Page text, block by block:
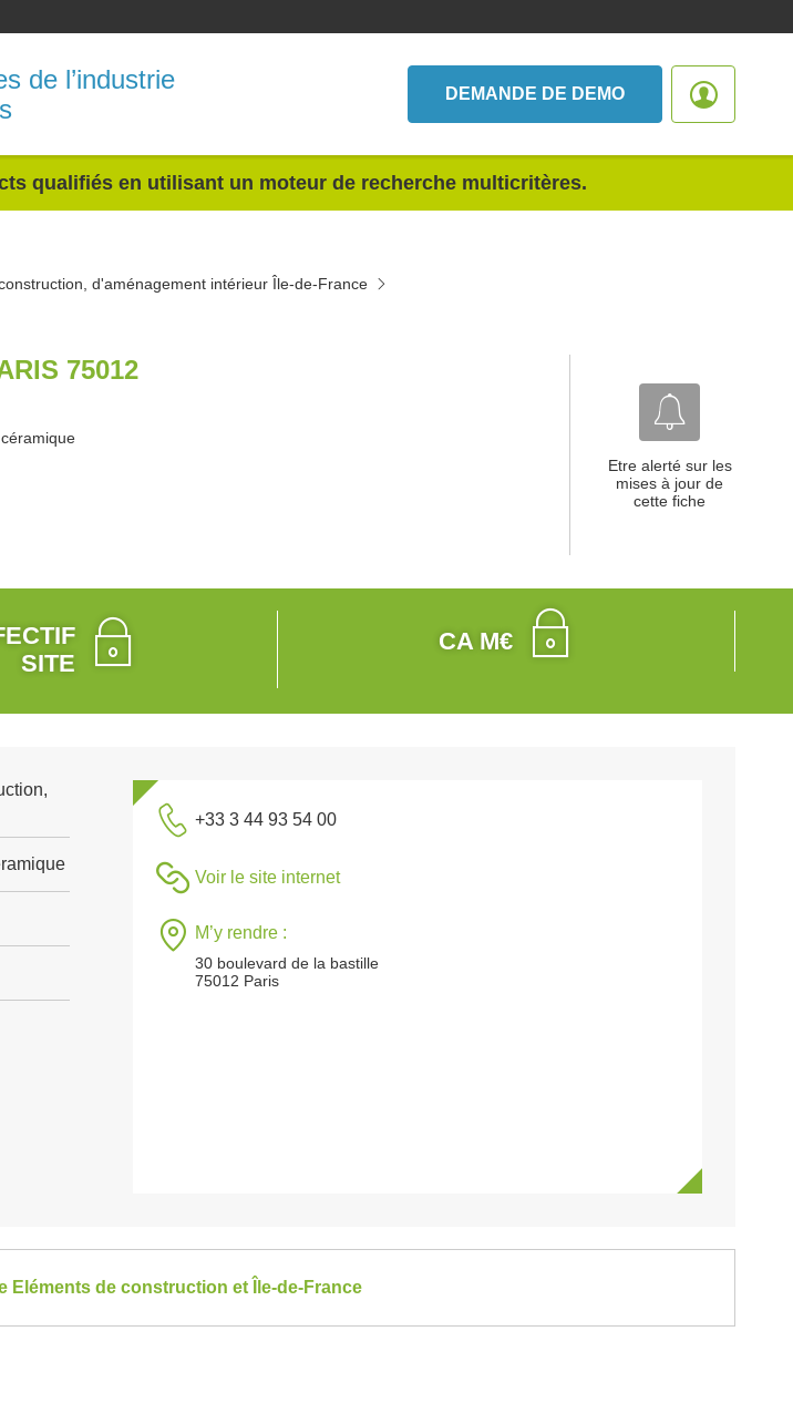
de l’industrie
DEMANDE DE DEMO
qualifiés en utilisant un moteur de recherche multicritères.
d'aménagement intérieur Île-de-France
75012
Etre alerté sur les
mises à jour de
cette fiche
SITE
CA M€
+33 3 44 93 54 00
Voir le site internet
M’y rendre :
30 boulevard de la bastille
75012 Paris
Eléments de construction et Île-de-France